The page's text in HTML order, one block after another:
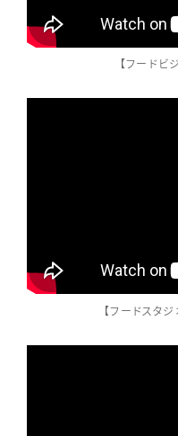
【フードビ
【フードスタ